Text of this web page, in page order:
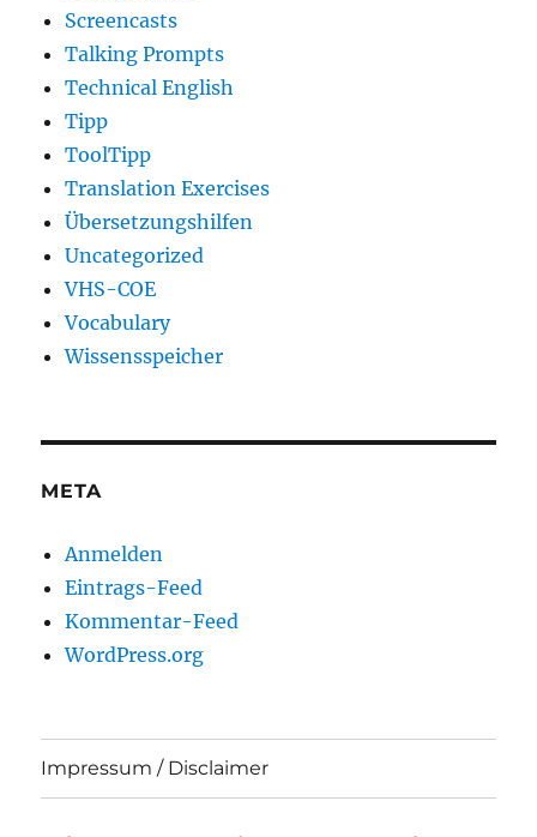
Screencasts
Talking Prompts
Technical English
Tipp
ToolTipp
Translation Exercises
Übersetzungshilfen
Uncategorized
VHS-COE
Vocabulary
Wissensspeicher
META
Anmelden
Eintrags-Feed
Kommentar-Feed
WordPress.org
Impressum / Disclaimer